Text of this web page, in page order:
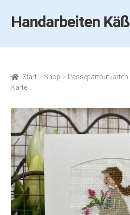
Zur
Navigation
Zum
Inhalt
Handarbeiten Käß
Startseite
Aktuelles
Termine
Handarbeiten-Käß-Shop
Kasse
Mein Konto
Start Shop Passepartoutkarten
Karte